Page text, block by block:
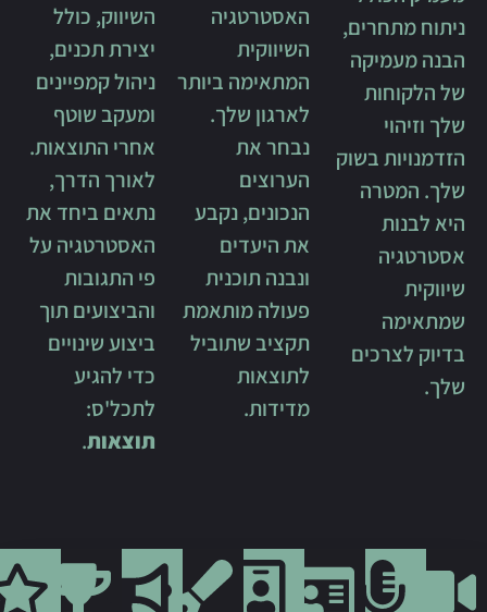
האסטרטגיה
השיווקית
המתאימה ביותר
לארגון שלך.
נבחר את
הערוצים
הנכונים, נקבע
את היעדים
ונבנה תוכנית
פעולה מותאמת
תקציב שתוביל
לתוצאות
השיווק, כולל
יצירת תכנים,
ניהול קמפיינים
ומעקב שוטף
אחרי התוצאות.
לאורך הדרך,
נתאים ביחד את
האסטרטגיה על
פי התגובות
והביצועים תוך
ביצוע שינויים
כדי להגיע
לתכל'ס: